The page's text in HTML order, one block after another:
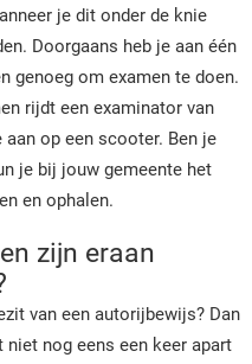
je dit onder de knie
Doorgaans heb je aan één
genoeg om examen te doen.
rijdt een examinator van
aan op een scooter. Ben je
je bij jouw gemeente het
en ophalen.
zijn eraan
van een autorijbewijs? Dan
niet nog eens een keer apart